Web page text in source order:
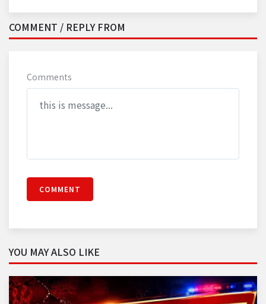
COMMENT / REPLY FROM
Comments
COMMENT
YOU MAY ALSO LIKE